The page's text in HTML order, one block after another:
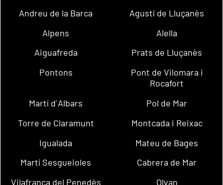
Andreu de la Barca
Agustí de Lluçanès
Alpens
Alella
Aiguafreda
Prats de Lluçanès
Pontons
Pont de Vilomara i
Rocafort
Martí d´Albars
Pol de Mar
Torre de Claramunt
Montcada i Reixac
Igualada
Mateu de Bages
Martí Sesgueioles
Cabrera de Mar
Vilafranca del Penedès
Olvan